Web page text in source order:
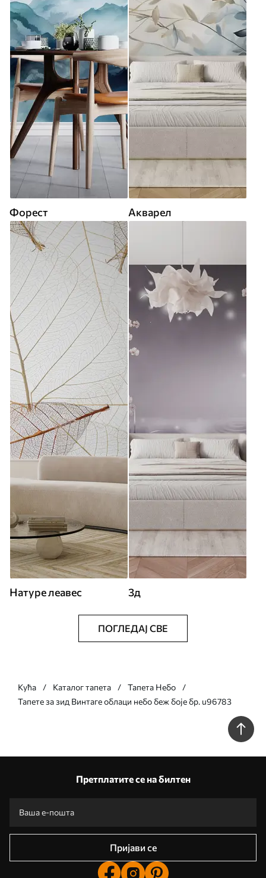
Форест Акварел
Натуре леавес 3д
ПОГЛЕДАЈ СВЕ
Кућа Каталог тапета
Тапета Небо
Тапете за зид Винтаге облаци небо беж боје бр. u96783
Претплатите се на билтен
Пријави се